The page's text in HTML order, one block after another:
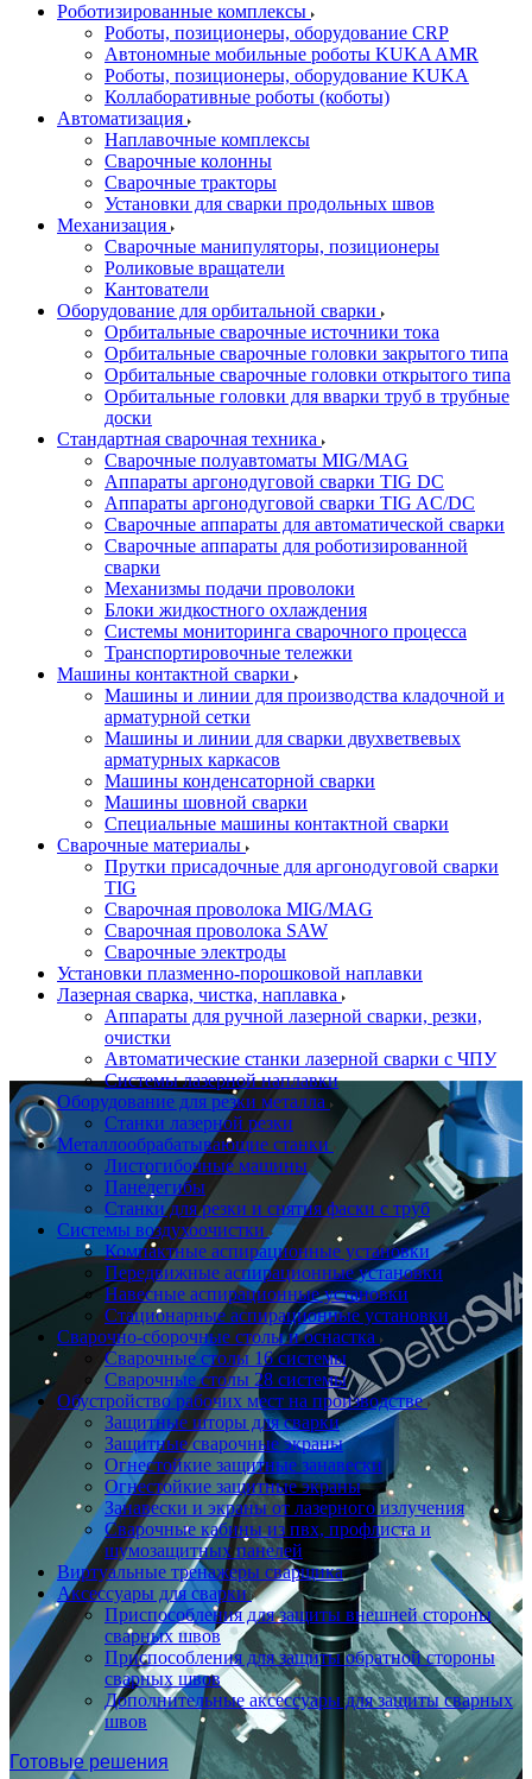
Роботизированные комплексы
Роботы, позиционеры, оборудование CRP
Автономные мобильные роботы KUKA AMR
Роботы, позиционеры, оборудование KUKA
Коллаборативные роботы (коботы)
Автоматизация
Наплавочные комплексы
Сварочные колонны
Сварочные тракторы
Установки для сварки продольных швов
Механизация
Сварочные манипуляторы, позиционеры
Роликовые вращатели
Кантователи
Оборудование для орбитальной сварки
Орбитальные сварочные источники тока
Орбитальные сварочные головки закрытого типа
Орбитальные сварочные головки открытого типа
Орбитальные головки для вварки труб в трубные
доски
Стандартная сварочная техника
Сварочные полуавтоматы MIG/MAG
Аппараты аргонодуговой сварки TIG DC
Аппараты аргонодуговой сварки TIG AC/DC
Сварочные аппараты для автоматической сварки
Сварочные аппараты для роботизированной
сварки
Механизмы подачи проволоки
Блоки жидкостного охлаждения
Системы мониторинга сварочного процесса
Транспортировочные тележки
Машины контактной сварки
Машины и линии для производства кладочной и
арматурной сетки
Машины и линии для сварки двухветвевых
арматурных каркасов
Машины конденсаторной сварки
Машины шовной сварки
Специальные машины контактной сварки
Сварочные материалы
Прутки присадочные для аргонодуговой сварки
TIG
Сварочная проволока MIG/MAG
Сварочная проволока SAW
Сварочные электроды
Установки плазменно-порошковой наплавки
Лазерная сварка, чистка, наплавка
Аппараты для ручной лазерной сварки, резки,
очистки
Автоматические станки лазерной сварки с ЧПУ
Системы лазерной наплавки
Оборудование для резки металла
Станки лазерной резки
Металлообрабатывающие станки
Листогибочные машины
Панелегибы
Станки для резки и снятия фаски с труб
Системы воздухоочистки
Компактные аспирационные установки
Передвижные аспирационные установки
Навесные аспирационные установки
Стационарные аспирационные установки
Сварочно-сборочные столы и оснастка
Сварочные столы 16 системы
Сварочные столы 28 системы
Обустройство рабочих мест на производстве
Защитные шторы для сварки
Защитные сварочные экраны
Огнестойкие защитные занавески
Огнестойкие защитные экраны
Занавески и экраны от лазерного излучения
Сварочные кабины из пвх, профлиста и
шумозащитных панелей
Виртуальные тренажеры сварщика
Аксессуары для сварки
Приспособления для защиты внешней стороны
сварных швов
Приспособления для защиты обратной стороны
сварных швов
Дополнительные аксессуары для защиты сварных
швов
Готовые решения